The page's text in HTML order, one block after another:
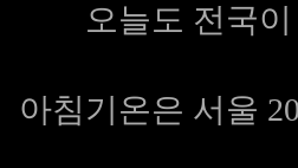
오늘도 전국이
아침기온은 서울